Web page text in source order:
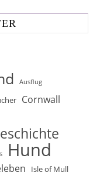
Ausflug
Cornwall
Hund
Isle of Mull